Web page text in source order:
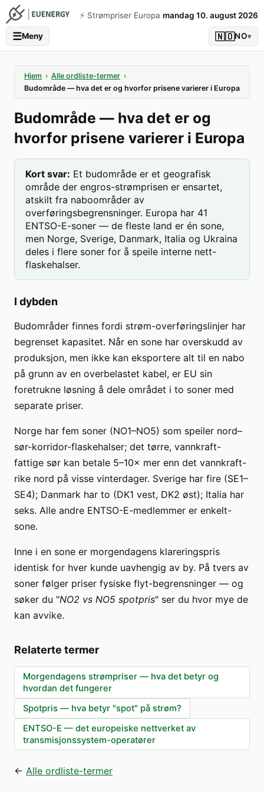
⚡️ Strømpriser Europa mandag 10. august 2026
☰Meny 🇳🇴NO▾
Hjem › Alle ordliste-termer ›
Budområde — hva det er og hvorfor prisene varierer i Europa
Budområde — hva det er og
hvorfor prisene varierer i Europa
Kort svar: Et budområde er et geografisk
område der engros-strømprisen er ensartet,
atskilt fra naboområder av
overføringsbegrensninger. Europa har 41
ENTSO-E-soner — de fleste land er én sone,
men Norge, Sverige, Danmark, Italia og Ukraina
deles i flere soner for å speile interne nett-
flaskehalser.
I dybden
Budområder finnes fordi strøm-overføringslinjer har
begrenset kapasitet. Når en sone har overskudd av
produksjon, men ikke kan eksportere alt til en nabo
på grunn av en overbelastet kabel, er EU sin
foretrukne løsning å dele området i to soner med
separate priser.
Norge har fem soner (NO1–NO5) som speiler nord–
sør-korridor-flaskehalser; det tørre, vannkraft-
fattige sør kan betale 5–10× mer enn det vannkraft-
rike nord på visse vinterdager. Sverige har fire (SE1–
SE4); Danmark har to (DK1 vest, DK2 øst); Italia har
seks. Alle andre ENTSO-E-medlemmer er enkelt-
sone.
Inne i en sone er morgendagens klareringspris
identisk for hver kunde uavhengig av by. På tvers av
soner følger priser fysiske flyt-begrensninger — og
søker du "NO2 vs NO5 spotpris" ser du hvor mye de
kan avvike.
Relaterte termer
Morgendagens strømpriser — hva det betyr og
hvordan det fungerer
Spotpris — hva betyr "spot" på strøm?
ENTSO-E — det europeiske nettverket av
transmisjonssystem-operatører
← Alle ordliste-termer